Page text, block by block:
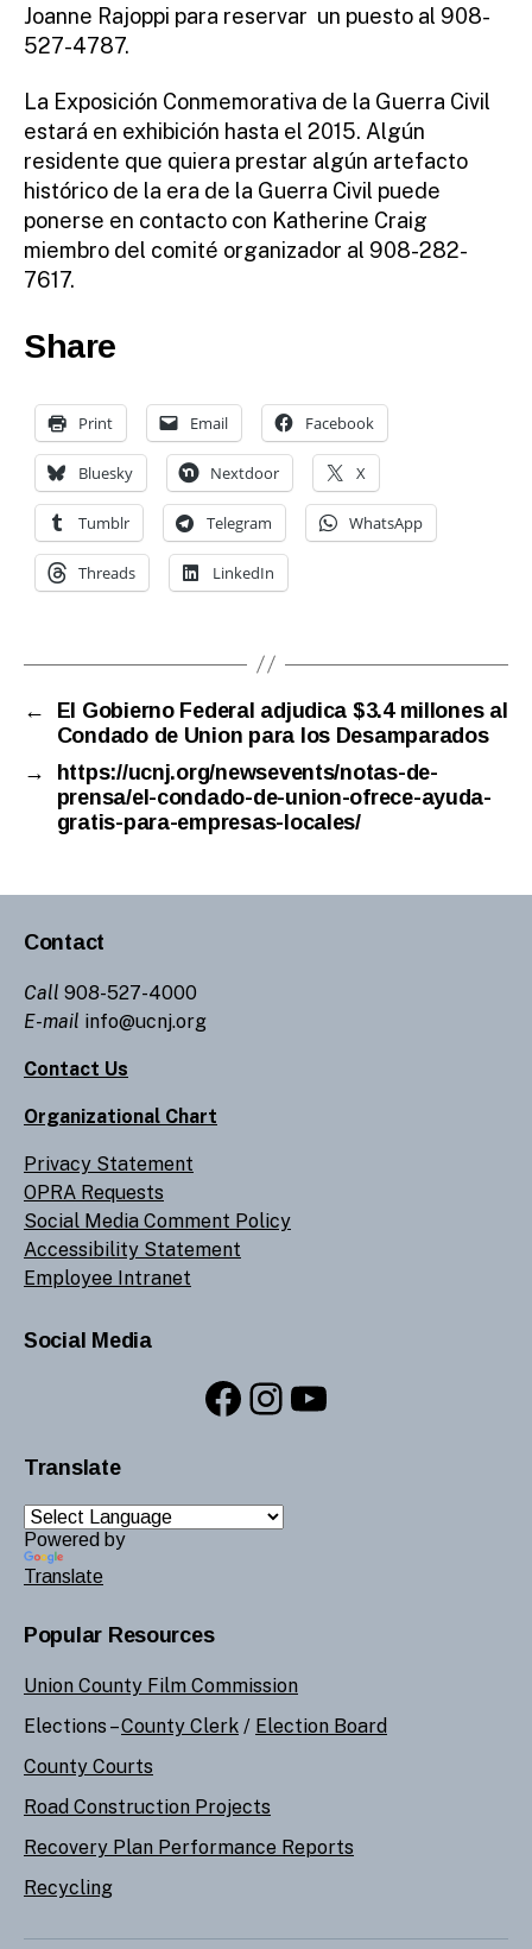
Joanne Rajoppi para reservar un puesto al 908-
527-4787.
La Exposición Conmemorativa de la Guerra Civil
estará en exhibición hasta el 2015. Algún
residente que quiera prestar algún artefacto
histórico de la era de la Guerra Civil puede
ponerse en contacto con Katherine Craig
miembro del comité organizador al 908-282-
7617.
Share
Print Email Facebook
Bluesky Nextdoor X
Tumblr Telegram WhatsApp
Threads LinkedIn
←
El Gobierno Federal adjudica $3.4 millones al
Condado de Union para los Desamparados
→
https://ucnj.org/newsevents/notas-de-
prensa/el-condado-de-union-ofrece-ayuda-
gratis-para-empresas-locales/
Contact
Call 908-527-4000
E-mail info@ucnj.org
Contact Us
Organizational Chart
Privacy Statement
OPRA Requests
Social Media Comment Policy
Accessibility Statement
Employee Intranet
Social Media
Facebook
Instagram
YouTube
Translate
Powered by
Translate
Popular Resources
Union County Film Commission
Elections –County Clerk / Election Board
County Courts
Road Construction Projects
Recovery Plan Performance Reports
Recycling